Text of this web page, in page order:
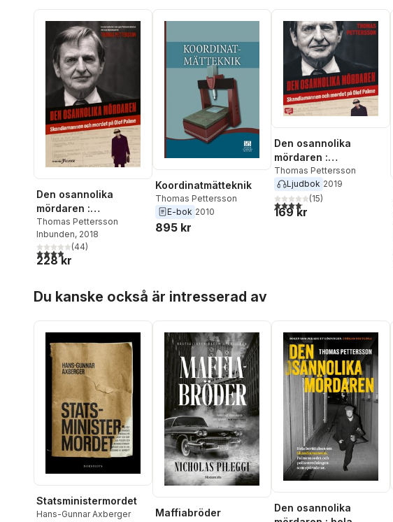
Den osannolika
mördaren :
Skandiamannen och
mordet på Olof Palme
Thomas Pettersson
Inbunden, 2018
3,9utav 5 stjärnor. Totalt antal röster:
(44)
228 kr
Koordinatmätteknik
Thomas Pettersson
E-bok 2010
895 kr
Den osannolika
mördaren :
Skandiamannen och
mordet på Olof Palme
Thomas Pettersson
Ljudbok 2019
4,1utav 5 stjärnor. Totalt antal
(15)
169 kr
Du kanske också är intresserad av
Statsministermordet
Hans-Gunnar Axberger
Maffiabröder
Den osannolika